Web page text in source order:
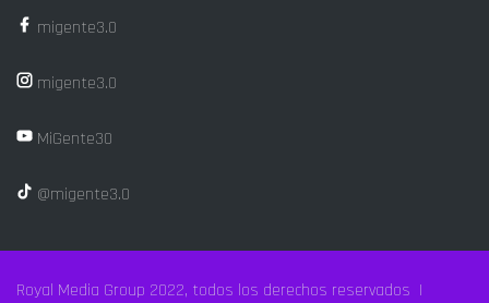
migente3.0
migente3.0
MiGente30
@migente3.0
Royal Media Group 2022, todos los derechos reservados |